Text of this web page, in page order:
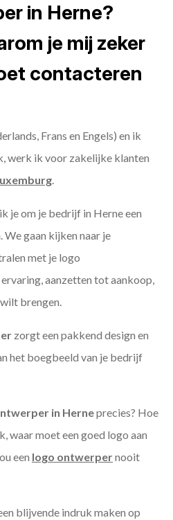
in Herne?
je mij zeker
contacteren
Frans en Engels) en ik
werk ik voor zakelijke klanten
.
je om je bedrijf in Herne een
gaan kijken naar je
met je logo
aanzetten tot aankoop,
brengen.
zorgt een pakkend design en
het boegbeeld van je bedrijf
in Herneprecies? Hoe
waar moet een goed logo aan
een logo ontwerpernooit
blijvende indruk maken op